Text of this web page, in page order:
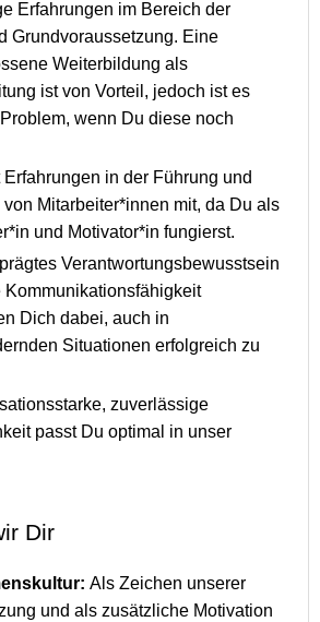
Erfahrungen im Bereich der
Grundvoraussetzung. Eine
Weiterbildung als
ist von Vorteil, jedoch ist es
wenn Du diese noch
Erfahrungen in der Führung und
von Mitarbeiter*innen mit, da Du als
und Motivator*in fungierst.
Verantwortungsbewusstsein
Kommunikationsfähigkeit
Dich dabei, auch in
Situationen erfolgreich zu
zuverlässige
passt Du optimal in unser
Dir
Als Zeichen unserer
und als zusätzliche Motivation